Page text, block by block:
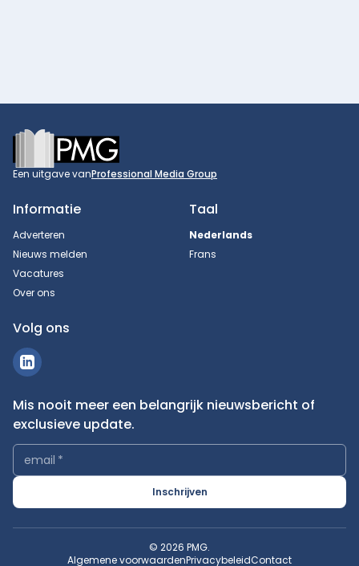
Footer
Een uitgave vanProfessional Media Group
Informatie
Adverteren
Nieuws melden
Vacatures
Over ons
Taal
Nederlands
Frans
Volg ons
Mis nooit meer een belangrijk nieuwsbericht of
exclusieve update.
email *
Inschrijven
© 2026 PMG.
Algemene voorwaardenPrivacybeleidContact